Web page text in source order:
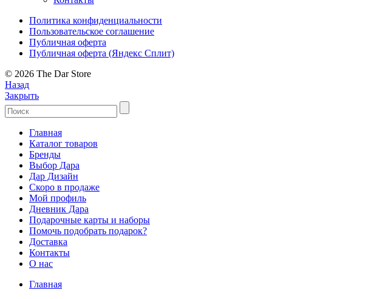
Политика конфиденциальности
Пользовательское соглашение
Публичная оферта
Публичная оферта (Яндекс Сплит)
© 2026 The Dar Store
Назад
Закрыть
Главная
Каталог товаров
Бренды
Выбор Дара
Дар Дизайн
Скоро в продаже
Мой профиль
Дневник Дара
Подарочные карты и наборы
Помочь подобрать подарок?
Доставка
Контакты
О нас
Главная